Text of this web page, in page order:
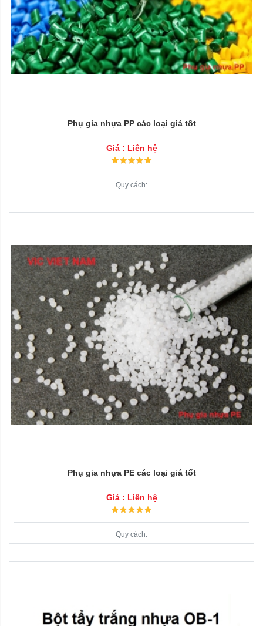
Phụ gia nhựa PP các loại giá tốt
Giá : Liên hệ
Quy cách:
Phụ gia nhựa PE các loại giá tốt
Giá : Liên hệ
Quy cách: